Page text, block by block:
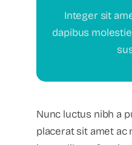
Integer sit
dapibus
Your
Nunc luctus nibh a
placerat sit amet ac